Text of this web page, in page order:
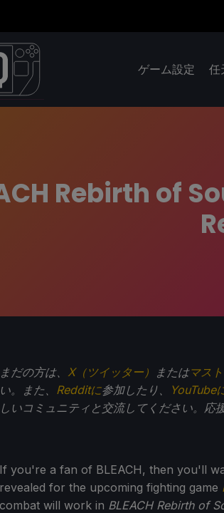
ゲーム設定 任
Rebirth of
まだの方は、 X（ツイッター） またはマス
い。また、 Redditに参加したり、 YouTube
しいコミュニティと交流してください。応
If you're a fan of BLEACH, then you'll
revealed for the upcoming fighting game
combat will work in BLEACH Rebirth of